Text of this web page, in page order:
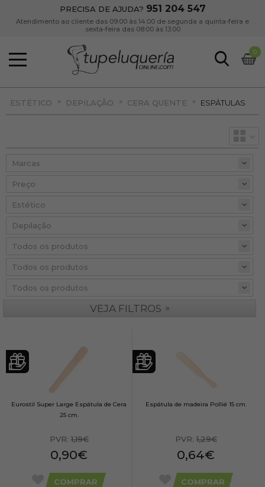
PRECISA DE AJUDA? 951 204 547
Atendimento ao cliente das 09:00 às 14:00 de segunda a quinta-feira e
sexta-feira das 08:00 às 13:00
0
ESTÉTICO » DEPILAÇÃO » CERA QUENTE » ESPÁTULAS
Preço
VEJA FILTROS »
Eurostil Super Large Espátula de Cera
25 cm.
PVR:1,19€
0,90€
COMPRAR
Espátula de madeira Pollié 15 cm.
PVR:1,29€
0,64€
COMPRAR